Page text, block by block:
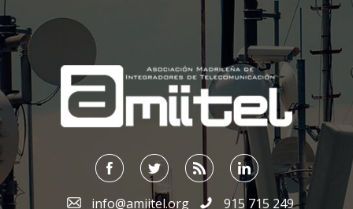
;
info@amiitel.org 915 715 249